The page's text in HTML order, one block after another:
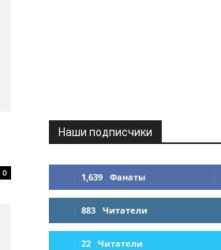
0
Наши подписчики
1,639 Фанаты
883 Читатели
22 Читатели